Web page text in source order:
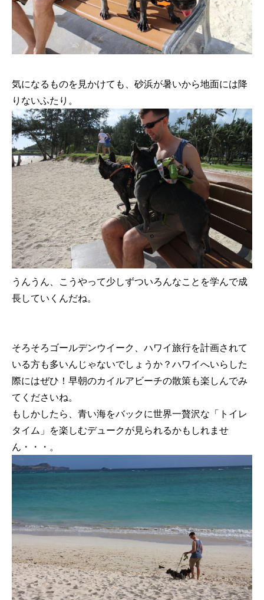
気になるものを見かけても、砂浜が暑いから地面には降
りないふたり。
うんうん、こうやって少しずついろんなことを学んで成
長していくんだね。
そろそろゴールデンウイーク、ハワイ旅行を計画されて
いる方も多いんじゃないでしょうか？ハワイへいらした
際にはぜひ！早朝のカイルアビーチの散策も楽しんでみ
てくださいね。
もしかしたら、青い海をバックに世界一贅沢な「トイレ
タイム」を楽しむデュークが見られるかもしれませ
ん・・・。